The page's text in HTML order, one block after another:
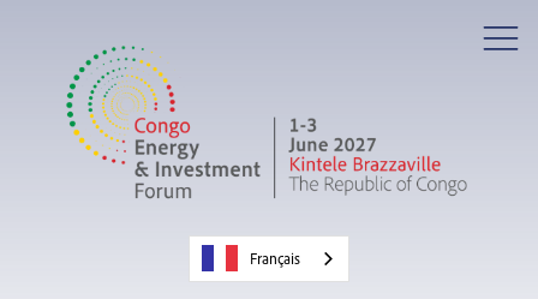
Français